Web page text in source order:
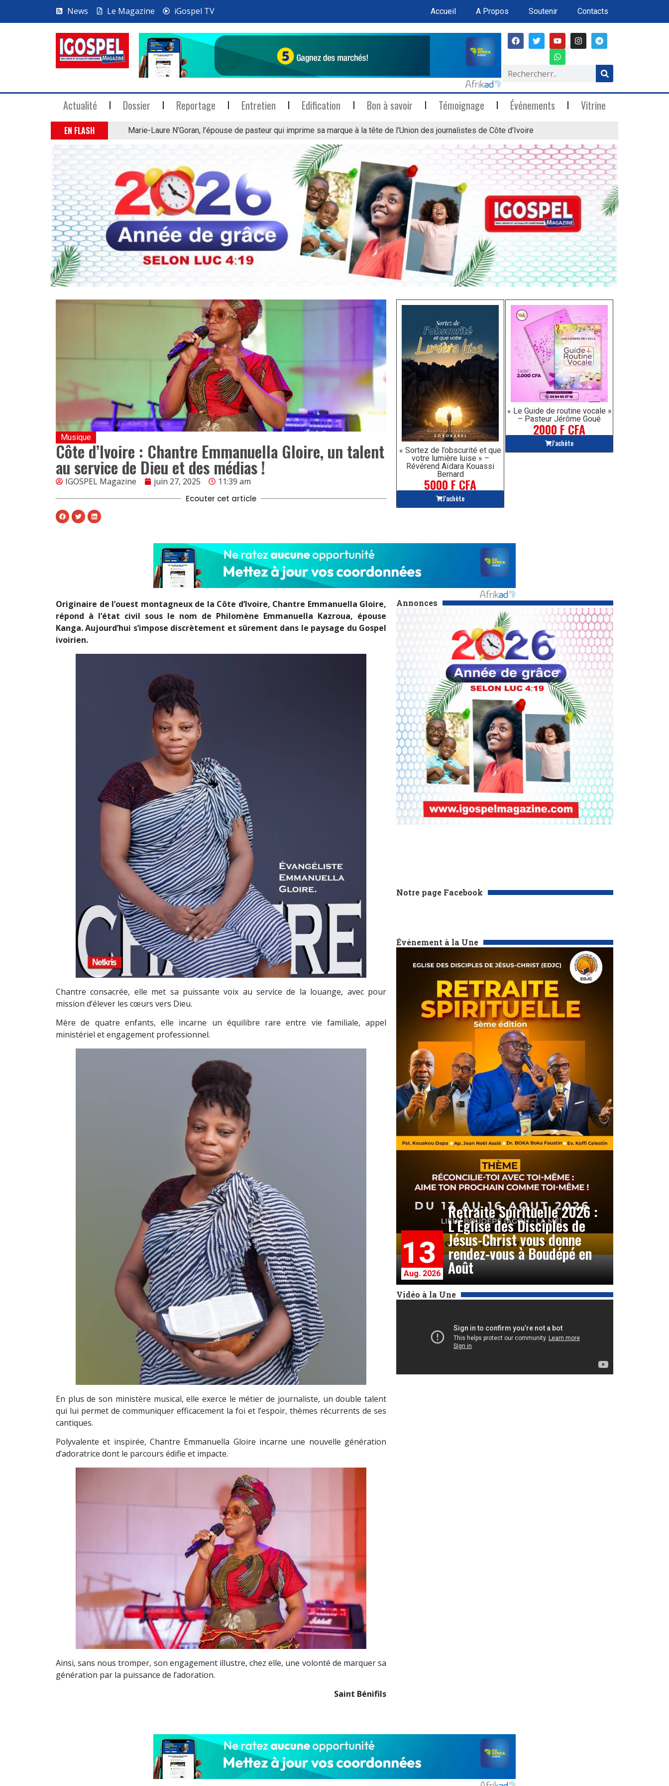
News Le Magazine iGospel TV Accueil A Propos Soutenir Contacts
Actualité Dossier Reportage Entretien Edification Bon à savoir Témoignage Événements Vitrine
EN FLASH Marie-Laure N’Goran, l’épouse de pasteur qui imprime sa marque à la tête de l’Union des journalistes de Côte d’Ivoire
« Sortez de l’obscurité et que
votre lumière luise » –
Révérend Aïdara Kouassi
Bernard
5000 F CFA
J'achète
« Le Guide de routine vocale »
– Pasteur Jérôme Goué
2000 F CFA
J'achète
Musique
Côte d’Ivoire : Chantre Emmanuella Gloire, un talent
au service de Dieu et des médias !
IGOSPEL Magazine juin 27, 2025 11:39 am
Ecouter cet article
Annonces
Notre page Facebook
Événement à la Une
13
Aug. 2026
Retraite Spirituelle 2026 :
L’Église des Disciples de
Jésus-Christ vous donne
rendez-vous à Boudépé en
Août
Vidéo à la Une
Originaire de l’ouest montagneux de la Côte d’Ivoire, Chantre Emmanuella Gloire,
répond à l’état civil sous le nom de Philomène Emmanuella Kazroua, épouse
Kanga. Aujourd’hui s’impose discrètement et sûrement dans le paysage du Gospel
ivoirien.
Chantre consacrée, elle met sa puissante voix au service de la louange, avec pour
mission d’élever les cœurs vers Dieu.
Mère de quatre enfants, elle incarne un équilibre rare entre vie familiale, appel
ministériel et engagement professionnel.
En plus de son ministère musical, elle exerce le métier de journaliste, un double talent
qui lui permet de communiquer efficacement la foi et l’espoir, thèmes récurrents de ses
cantiques.
Polyvalente et inspirée, Chantre Emmanuella Gloire incarne une nouvelle génération
d’adoratrice dont le parcours édifie et impacte.
Ainsi, sans nous tromper, son engagement illustre, chez elle, une volonté de marquer sa
génération par la puissance de l’adoration.
Saint Bénifils